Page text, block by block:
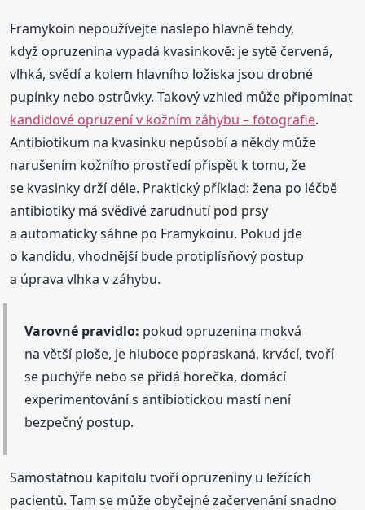
Framykoin nepoužívejte naslepo hlavně tehdy,
když opruzenina vypadá kvasinkově: je sytě červená,
vlhká, svědí a kolem hlavního ložiska jsou drobné
pupínky nebo ostrůvky. Takový vzhled může připomínat
kandidové opruzení v kožním záhybu – fotografie.
Antibiotikum na kvasinku nepůsobí a někdy může
narušením kožního prostředí přispět k tomu, že
se kvasinky drží déle. Praktický příklad: žena po léčbě
antibiotiky má svědivé zarudnutí pod prsy
a automaticky sáhne po Framykoinu. Pokud jde
o kandidu, vhodnější bude protiplísňový postup
a úprava vlhka v záhybu.
Varovné pravidlo: pokud opruzenina mokvá
na větší ploše, je hluboce popraskaná, krvácí, tvoří
se puchýře nebo se přidá horečka, domácí
experimentování s antibiotickou mastí není
bezpečný postup.
Samostatnou kapitolu tvoří opruzeniny u ležících
pacientů. Tam se může obyčejné začervenání snadno